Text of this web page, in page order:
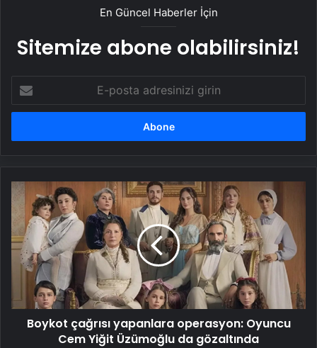
En Güncel Haberler İçin
Sitemize abone olabilirsiniz!
posta
adresinizi
Boykot
çağrısı
yapanlara
operasyon:
Oyuncu
Cem
Üzümoğlu
da
gözaltında
Boykot çağrısı yapanlara operasyon: Oyuncu
Cem Yiğit Üzümoğlu da gözaltında